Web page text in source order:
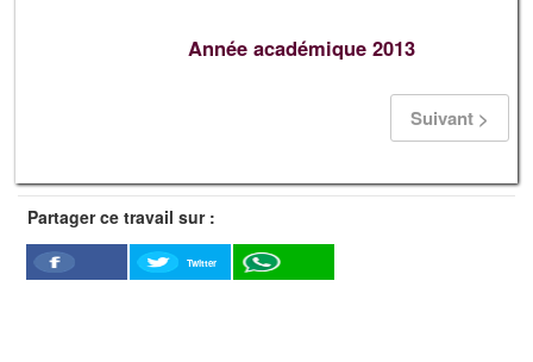
Année académique 2013
Suivant >
Partager ce travail sur :
Facebook
Twitter